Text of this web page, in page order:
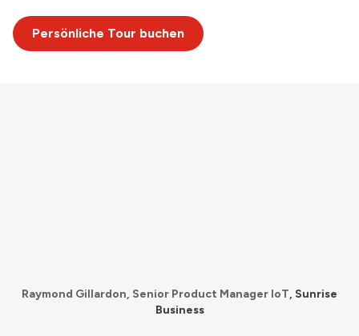
Persönliche Tour buchen
Raymond Gillardon, Senior Product Manager IoT, Sunrise
Business